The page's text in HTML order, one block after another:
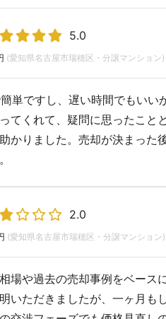
5.0
(愛知県名古屋市瑞穂区・分譲マンション)
単ですし、遅い時間でもいい
てくれて、疑問に思ったこと
かりました。売却が決まった
2.0
(愛知県名古屋市瑞穂区・分譲マンション)
場や過去の売却事例をベース
いただきましたが、一ヶ月も